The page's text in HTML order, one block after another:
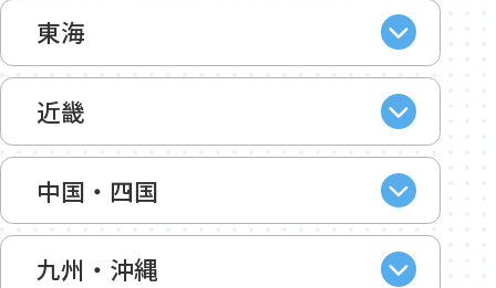
東海
近畿
中国・四国
九州・沖縄